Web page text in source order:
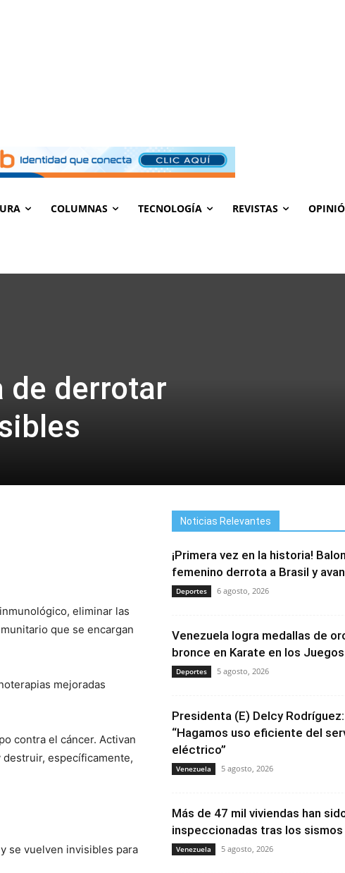
COLUMNAS TECNOLOGÍA REVISTAS
de derrotar
eliminar las
que se encargan
mejoradas
contra el cáncer. Activan
específicamente,
se vuelven invisibles para
Noticias Relevantes
¡Primera vez en la historia!
femenino derrota a Brasil y
Deportes 6 agosto, 2026
Venezuela logra medallas de
bronce en Karate en los Juegos
Deportes 5 agosto, 2026
Presidenta (E) Delcy Rodríguez:
“Hagamos uso eficiente del
eléctrico”
Venezuela 5 agosto, 2026
Más de 47 mil viviendas han
inspeccionadas tras los sismos
Venezuela 5 agosto, 2026